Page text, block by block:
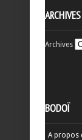
ARCHIVES
Archives
BODOÏ
A propos